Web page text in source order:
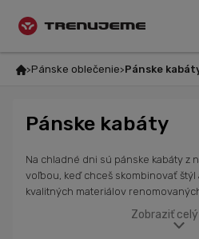
Pánske oblečenie Pánske
Pánske kabáty
Na chladné dni sú pánske kabáty z
voľbou, keď chceš skombinovať
kvalitných materiálov
zaistia dlhú životnosť a odolnosť.
pred chladom, vetrom a vlhkosťou,
Zobraziť